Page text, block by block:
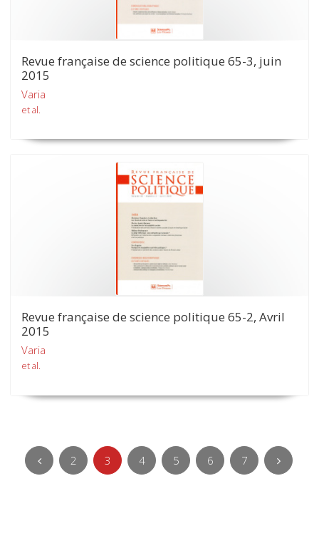
Revue française de science politique 65-3, juin
2015
Varia
et al.
Revue française de science politique 65-2, Avril
2015
Varia
et al.
2 3 4 5 6 7